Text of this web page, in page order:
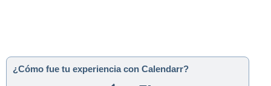
¿Cómo fue tu experiencia con Calendarr?